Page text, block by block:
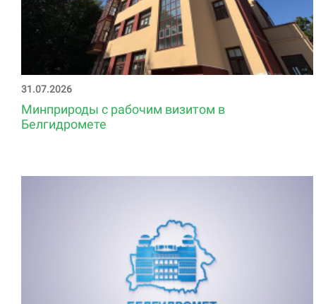
31.07.2026
Минприроды с рабочим визитом в
Белгидромете